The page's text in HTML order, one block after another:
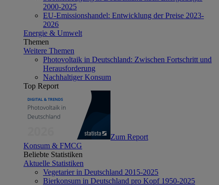
2000-2025
EU-Emissionshandel: Entwicklung der Preise 2023-
2026
Energie & Umwelt
Themen
Weitere Themen
Photovoltaik in Deutschland: Zwischen Fortschritt und
Herausforderung
Nachhaltiger Konsum
Top Report
Zum Report
Konsum & FMCG
Beliebte Statistiken
Aktuelle Statistiken
Vegetarier in Deutschland 2015-2025
Bierkonsum in Deutschland pro Kopf 1950-2025